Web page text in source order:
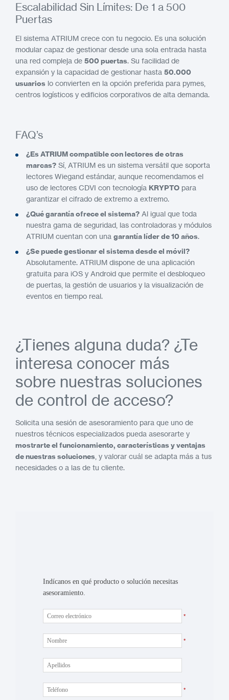
Escalabilidad Sin Límites: De 1 a 500
Puertas
El sistema ATRIUM crece con tu negocio. Es una solución
modular capaz de gestionar desde una sola entrada hasta
una red compleja de 500 puertas. Su facilidad de
expansión y la capacidad de gestionar hasta 50.000
usuarios lo convierten en la opción preferida para pymes,
centros logísticos y edificios corporativos de alta demanda.
FAQ’s
¿Es ATRIUM compatible con lectores de otras
marcas? Sí, ATRIUM es un sistema versátil que soporta
lectores Wiegand estándar, aunque recomendamos el
uso de lectores CDVI con tecnología KRYPTO para
garantizar el cifrado de extremo a extremo.
¿Qué garantía ofrece el sistema? Al igual que toda
nuestra gama de seguridad, las controladoras y módulos
ATRIUM cuentan con una garantía líder de 10 años.
¿Se puede gestionar el sistema desde el móvil?
Absolutamente. ATRIUM dispone de una aplicación
gratuita para iOS y Android que permite el desbloqueo
de puertas, la gestión de usuarios y la visualización de
eventos en tiempo real.
¿Tienes alguna duda? ¿Te
interesa conocer más
sobre nuestras soluciones
de control de acceso?
Solicita una sesión de asesoramiento para que uno de
nuestros técnicos especializados pueda asesorarte y
mostrarte el funcionamiento, características y ventajas
de nuestras soluciones , y valorar cuál se adapta más a tus
necesidades o a las de tu cliente.